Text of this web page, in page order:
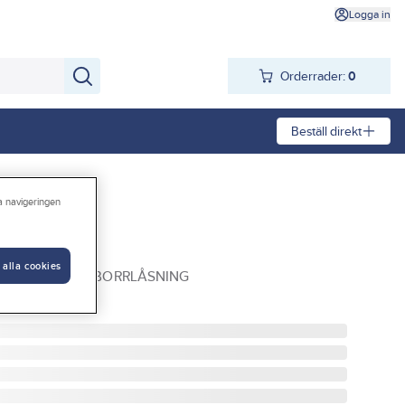
Logga in
Orderrader: 0
Beställ direkt
MED KARDBORRLÅSNING
navigeringen
alla cookies